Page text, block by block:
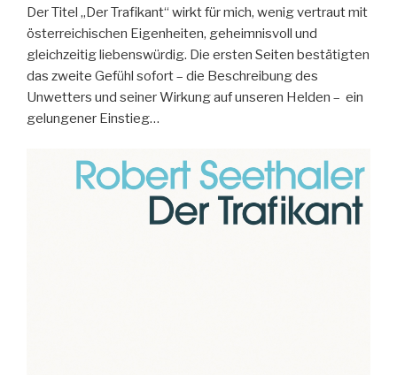
Der Titel „Der Trafikant“ wirkt für mich, wenig vertraut mit
österreichischen Eigenheiten, geheimnisvoll und
gleichzeitig liebenswürdig. Die ersten Seiten bestätigten
das zweite Gefühl sofort – die Beschreibung des
Unwetters und seiner Wirkung auf unseren Helden – ein
gelungener Einstieg…